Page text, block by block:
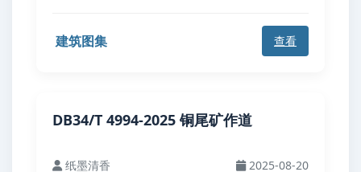
建筑图集 查看
DB34/T 4994-2025 铜尾矿作道
纸墨清香 2025-08-20